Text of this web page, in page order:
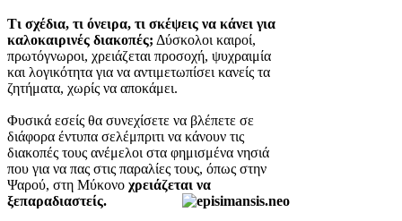
Τι σχέδια, τι όνειρα, τι σκέψεις να κάνει για
καλοκαιρινές διακοπές; Δύσκολοι καιροί,
πρωτόγνωροι, χρειάζεται προσοχή, ψυχραιμία
και λογικότητα για να αντιμετωπίσει κανείς τα
ζητήματα, χωρίς να αποκάμει.
Φυσικά εσείς θα συνεχίσετε να βλέπετε σε
διάφορα έντυπα σελέμπριτι να κάνουν τις
διακοπές τους ανέμελοι στα φημισμένα νησιά
που για να πας στις παραλίες τους, όπως στην
Ψαρού, στη Μύκονο χρειάζεται να
ξεπαραδιαστείς.